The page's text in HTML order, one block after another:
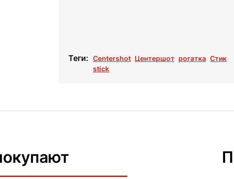
Теги: Centershot Центершот рогатка Стик
stick